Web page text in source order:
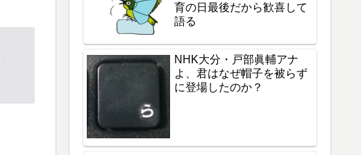
育の日最後だから歓喜して
語る
NHK大分・戸部眞輔アナ
よ、君はなぜ帽子を被らず
に登場したのか？